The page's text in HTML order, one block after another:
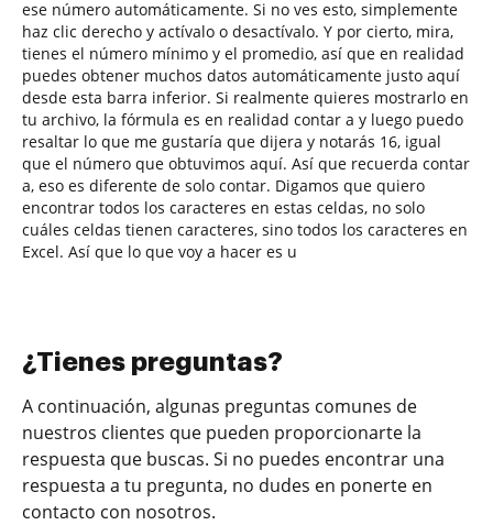
ese número automáticamente. Si no ves esto, simplemente
haz clic derecho y actívalo o desactívalo. Y por cierto, mira,
tienes el número mínimo y el promedio, así que en realidad
puedes obtener muchos datos automáticamente justo aquí
desde esta barra inferior. Si realmente quieres mostrarlo en
tu archivo, la fórmula es en realidad contar a y luego puedo
resaltar lo que me gustaría que dijera y notarás 16, igual
que el número que obtuvimos aquí. Así que recuerda contar
a, eso es diferente de solo contar. Digamos que quiero
encontrar todos los caracteres en estas celdas, no solo
cuáles celdas tienen caracteres, sino todos los caracteres en
Excel. Así que lo que voy a hacer es u
¿Tienes preguntas?
A continuación, algunas preguntas comunes de
nuestros clientes que pueden proporcionarte la
respuesta que buscas. Si no puedes encontrar una
respuesta a tu pregunta, no dudes en ponerte en
contacto con nosotros.